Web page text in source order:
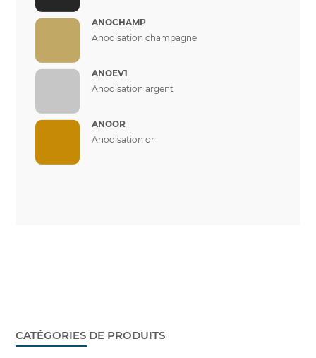
ANOCHAMP
Anodisation champagne
ANOEV1
Anodisation argent
ANOOR
Anodisation or
CATÉGORIES DE PRODUITS